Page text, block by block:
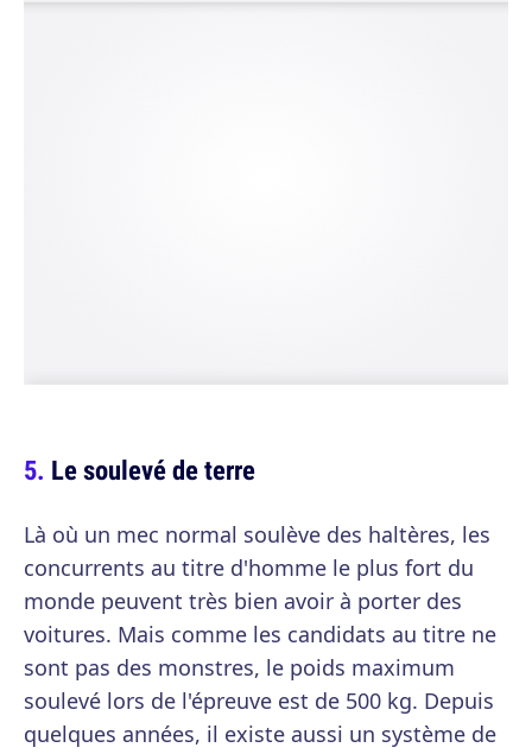
Le soulevé de terre
Là où un mec normal soulève des haltères, les
concurrents au titre d'homme le plus fort du
monde peuvent très bien avoir à porter des
voitures. Mais comme les candidats au titre ne
sont pas des monstres, le poids maximum
soulevé lors de l'épreuve est de 500 kg. Depuis
quelques années, il existe aussi un système de